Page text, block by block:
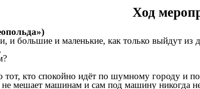
Ход
и большие и маленькие, как только выйдут из
кто спокойно идёт по шумному городу и
мешает машинам и сам под машину никогда